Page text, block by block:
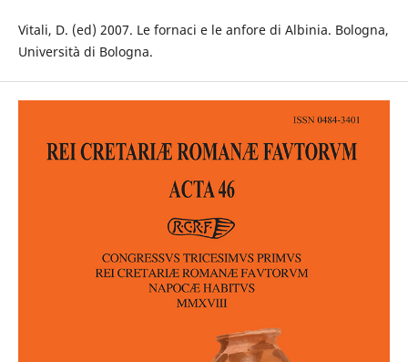
Vitali, D. (ed) 2007. Le fornaci e le anfore di Albinia. Bologna,
Università di Bologna.